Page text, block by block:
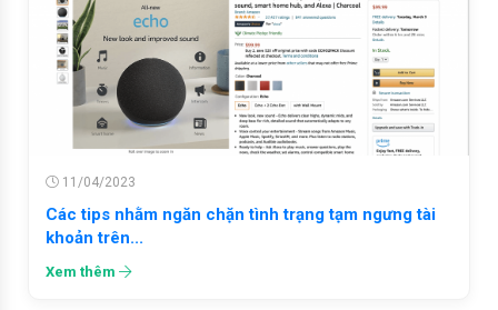
11/04/2023
Các tips nhằm ngăn chặn tình trạng tạm ngưng tài
khoản trên...
Xem thêm